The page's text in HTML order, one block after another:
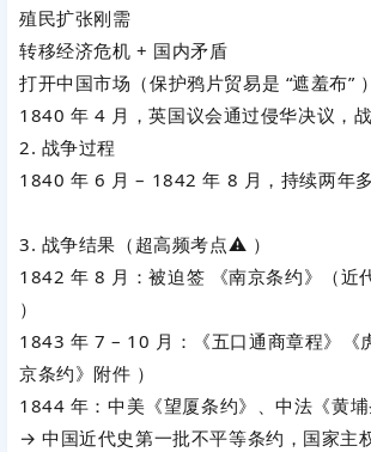
殖民扩张刚需
转移经济危机 + 国内矛盾
打开中国市场（保护鸦片贸易是 “遮羞布” ）
1840 年 4 月，英国议会通过侵华决议，
2. 战争过程
1840 年 6 月 – 1842 年 8 月，持续两年
3. 战争结果（超高频考点⚠️ ）
1842 年 8 月：被迫签
《南京条约》
（
）
1843 年 7 – 10 月：《五口通商章程》《
京条约》附件 ）
1844 年：中美《望厦条约》、中法《黄埔
→ 中国近代史第一批不平等条约，国家主